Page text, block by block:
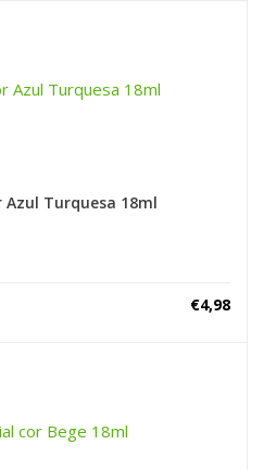
Turquesa 18ml
€4,98